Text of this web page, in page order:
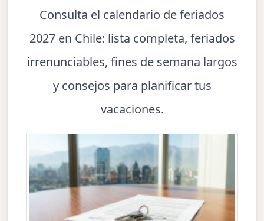
Consulta el calendario de feriados
2027 en Chile: lista completa, feriados
irrenunciables, fines de semana largos
y consejos para planificar tus
vacaciones.